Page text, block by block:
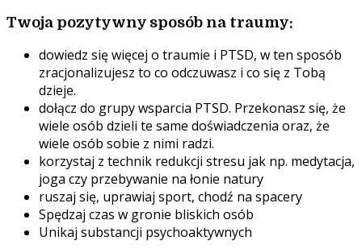
Twoja pozytywny sposób na traumy:
dowiedz się więcej o traumie i PTSD, w ten sposób
zracjonalizujesz to co odczuwasz i co się z Tobą
dzieje.
dołącz do grupy wsparcia PTSD. Przekonasz się, że
wiele osób dzieli te same doświadczenia oraz, że
wiele osób sobie z nimi radzi.
korzystaj z technik redukcji stresu jak np. medytacja,
joga czy przebywanie na łonie natury
ruszaj się, uprawiaj sport, chodź na spacery
Spędzaj czas w gronie bliskich osób
Unikaj substancji psychoaktywnych